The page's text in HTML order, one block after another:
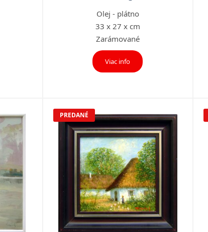
Olej - plátno
33 x 27 x cm
Zarámované
Viac info
PREDANÉ